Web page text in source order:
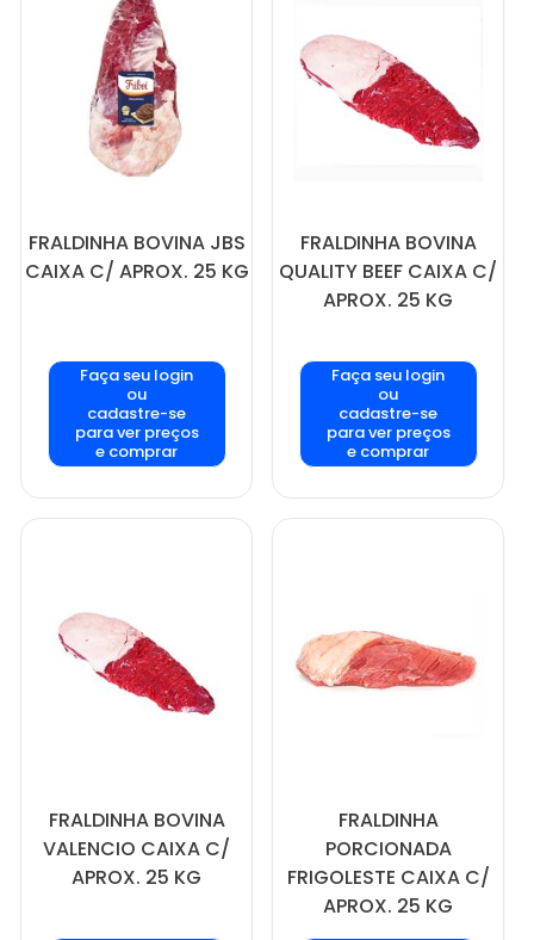
FRALDINHA BOVINA JBS
CAIXA C/ APROX. 25 KG
Faça seu login
ou
cadastre-se
para ver preços
e comprar
FRALDINHA BOVINA
QUALITY BEEF CAIXA C/
APROX. 25 KG
Faça seu login
ou
cadastre-se
para ver preços
e comprar
FRALDINHA BOVINA
VALENCIO CAIXA C/
APROX. 25 KG
FRALDINHA
PORCIONADA
FRIGOLESTE CAIXA C/
APROX. 25 KG